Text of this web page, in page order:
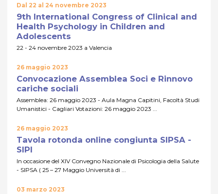
Dal 22 al 24 novembre 2023
9th International Congress of Clinical and
Health Psychology in Children and
Adolescents
22 - 24 novembre 2023 a Valencia
26 maggio 2023
Convocazione Assemblea Soci e Rinnovo
cariche sociali
Assemblea: 26 maggio 2023 - Aula Magna Capitini, Facoltà Studi
Umanistici - Cagliari Votazioni: 26 maggio 2023 ...
26 maggio 2023
Tavola rotonda online congiunta SIPSA -
SIPI
In occasione del XIV Convegno Nazionale di Psicologia della Salute
- SIPSA ( 25 – 27 Maggio Università di ...
03 marzo 2023